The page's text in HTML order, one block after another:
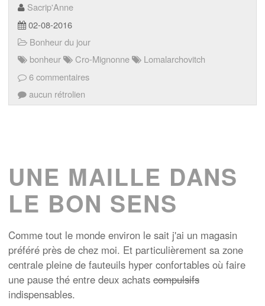
Sacrip'Anne
02-08-2016
Bonheur du jour
bonheur
Cro-Mignonne
Lomalarchovitch
6 commentaires
aucun rétrolien
UNE MAILLE DANS
LE BON SENS
Comme tout le monde environ le sait j'ai un magasin
préféré près de chez moi. Et particulièrement sa zone
centrale pleine de fauteuils hyper confortables où faire
une pause thé entre deux achats compulsifs
indispensables.